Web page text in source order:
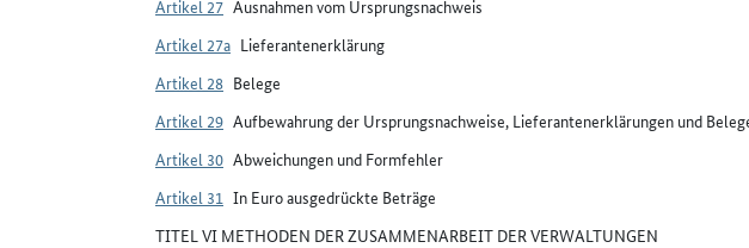
Artikel 27 Ausnahmen vom Ursprungsnachweis
Artikel 27a Lieferantenerklärung
Artikel 28 Belege
Artikel 29 Aufbewahrung der Ursprungsnachweise, Lieferantenerklärungen und
Artikel 30 Abweichungen und Formfehler
Artikel 31 In Euro ausgedrückte Beträge
TITEL VI METHODEN DER ZUSAMMENARBEIT DER VERWALTUNGEN